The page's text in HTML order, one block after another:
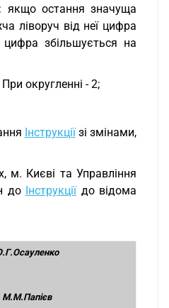
якщо остання значуща
ліворуч від неї цифра
збільшується на
округленні - 2;
Інструкціїзі змінами,
м. Києві та Управління
до Інструкціїдо відома
М.М.Папієв